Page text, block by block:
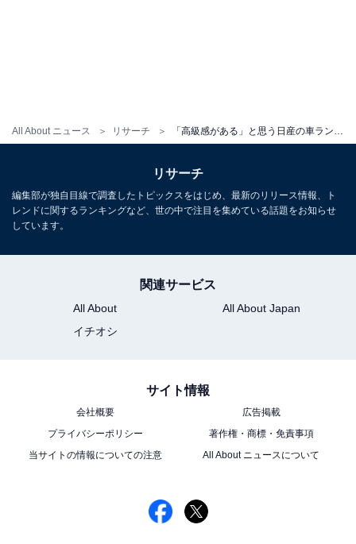
All About ニュース リサーチ
リサーチ
編集部が独自目線で調査したトピックスをはじめ、最新のリリース情報、ト
レンドに関するランキングなど、世の中で注目を集めている話題をお知らせ
しています。
関連サービス
All About
All About Japan
イチオシ
サイト情報
会社概要
広告掲載
プライバシーポリシー
著作権・商標・免責事項
当サイトの情報についての注意
All About ニュースについて